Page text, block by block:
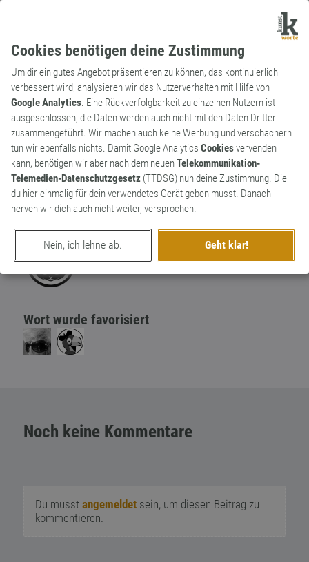
Cookies benötigen deine Zustimmung
Um dir ein gutes Angebot präsentieren zu können, das kontinuierlich
verbessert wird, analysieren wir das Nutzerverhalten mit Hilfe von
Google Analytics. Eine Rückverfolgbarkeit zu einzelnen Nutzern ist
ausgeschlossen, die Daten werden auch nicht mit den Daten Dritter
zusammengeführt. Wir machen auch keine Werbung und verschachern
tun wir ebenfalls nichts. Damit Google Analytics Cookiesvervenden
kann, benötigen wir aber nach dem neuenTelekommunikation-
Telemedien-Datenschutzgesetz (TTDSG) nun deine Zustimmung. Die
du hier einmalig für dein verwendetes Gerät geben musst. Danach
nerven wir dich auch nicht weiter, versprochen.
Nein, ich lehne ab. Geht klar!
Kunstwort
Substantiv
Mosgau
Die neue Hauptachse des Bösen. Wenn
man Bush-Junior nach seiner Meinung
fragen würde.
2
erschaffen von
DJ Paul Katz
am 24. Februar 2022
Wort wurde favorisiert
Noch keine Kommentare
Du musst angemeldetsein, um diesen Beitrag zu
kommentieren.